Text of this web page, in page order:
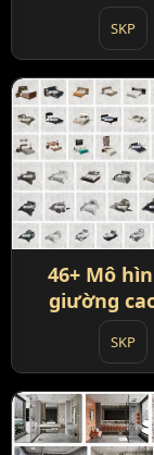
SKP
46+ Mô
giường
SKP